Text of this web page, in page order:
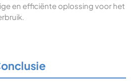
en efficiënte oplossing voor het